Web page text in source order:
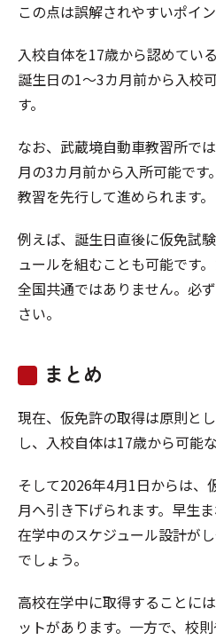
この点は誤解されやすいポイン
入校自体を17歳から認めてい
誕生日の1〜3カ月前から入校
す。
なお、武蔵境自動車教習所で
月の3カ月前から入所可能です
教習を先行して進められます。
例えば、誕生日直後に仮免試
ュールを組むことも可能です
全国共通ではありません。必
さい。
まとめ
現在、仮免許の取得は原則と
し、入校自体は17歳から可能
そして2026年4月1日からは、
月へ引き下げられます。早生
在学中のスケジュール設計が
でしょう。
高校在学中に取得することに
ットがあります。一方で、校